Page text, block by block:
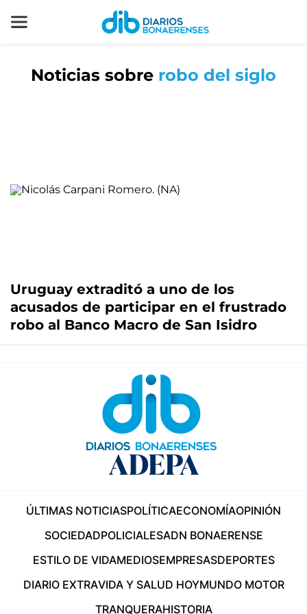
Noticias sobre robo del siglo
Uruguay extraditó a uno de los
acusados de participar en el frustrado
robo al Banco Macro de San Isidro
ÚLTIMAS NOTICIASPOLÍTICAECONOMÍAOPINIÓN
SOCIEDADPOLICIALESADN BONAERENSE
ESTILO DE VIDAMEDIOSEMPRESASDEPORTES
DIARIO EXTRAVIDA Y SALUD HOYMUNDO MOTOR
TRANQUERAHISTORIA